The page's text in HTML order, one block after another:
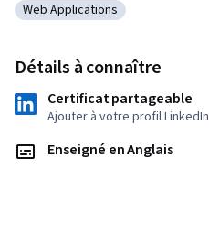
Catégorie : Web Applications
Web Applications
Détails à connaître
Certificat partageable
Ajouter à votre profil LinkedIn
Enseigné en Anglais